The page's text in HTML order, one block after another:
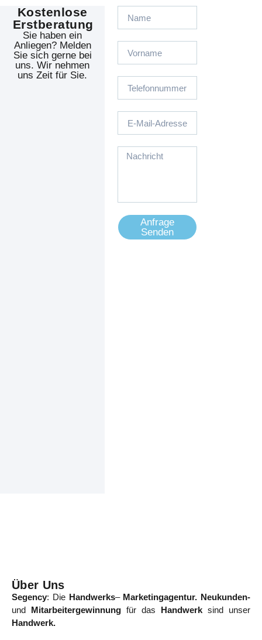
Kostenlose
Erstberatung
Sie haben ein
Anliegen? Melden
Sie sich gerne bei
uns. Wir nehmen
uns Zeit für Sie.
Anfrage
Senden
Über Uns
Segency: Die Handwerks– Marketingagentur. Neukunden-
und Mitarbeitergewinnung für das Handwerk sind unser
Handwerk.